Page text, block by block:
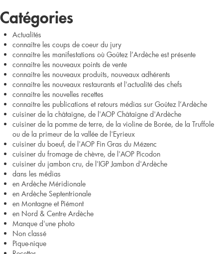
Catégories
Actualités
connaître les coups de coeur du jury
connaitre les manifestations où Goûtez l’Ardèche est présente
connaitre les nouveaux points de vente
connaitre les nouveaux produits, nouveaux adhérents
connaitre les nouveaux restaurants et l'actualité des chefs
connaitre les nouvelles recettes
connaitre les publications et retours médias sur Goûtez l’Ardèche
cuisiner de la châtaigne, de l'AOP Châtaigne d'Ardèche
cuisiner de la pomme de terre, de la violine de Borée, de la Truffole
ou de la primeur de la vallée de l'Eyrieux
cuisiner du boeuf, de l'AOP Fin Gras du Mézenc
cuisiner du fromage de chèvre, de l'AOP Picodon
cuisiner du jambon cru, de l'IGP Jambon d'Ardèche
dans les médias
en Ardèche Méridionale
en Ardèche Septentrionale
en Montagne et Piémont
en Nord & Centre Ardèche
Manque d'une photo
Non classé
Pique-nique